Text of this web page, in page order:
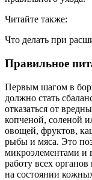
Читайте также:
Что делать при
Правильное
Первым шагом в
должно стать
отказаться от
копченой, соленой
овощей, фруктов,
рыбы и мяса. Это
микроэлементами и
работу всех
на состоянии